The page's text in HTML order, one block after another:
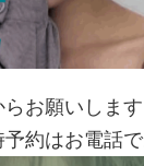
お願いしま
約はお電話で